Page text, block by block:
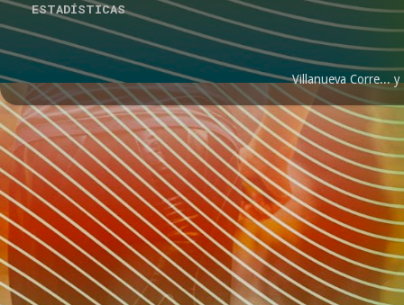
ESTADÍSTICAS
Villanueva Corre...